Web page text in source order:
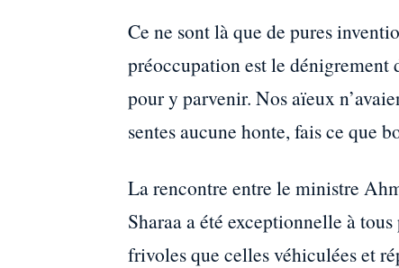
Ce ne sont là que de pures
préoccupation est le dénigrement
pour y parvenir. Nos aïeux
sentes aucune honte, fais ce que
La rencontre entre le ministre
Sharaa a été exceptionnelle à
frivoles que celles véhiculées et